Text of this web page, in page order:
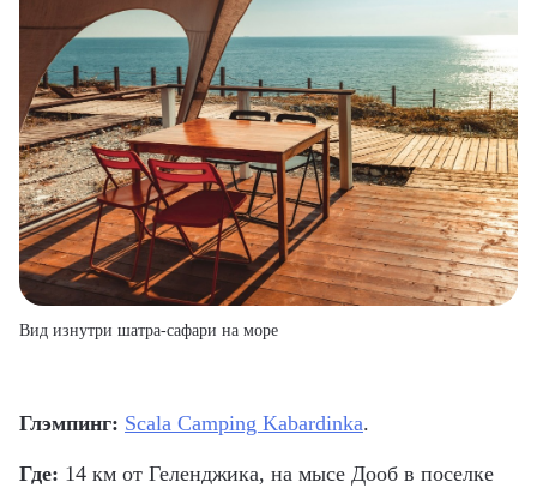
Вид изнутри шатра-сафари на море
Глэмпинг: Scala Camping Kabardinka.
Где: 14 км от Геленджика, на мысе Дооб в поселке